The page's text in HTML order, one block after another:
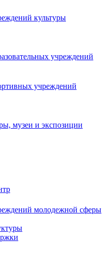
культуры
учреждений
учреждений
музеи и экспозиции
молодежной сферы